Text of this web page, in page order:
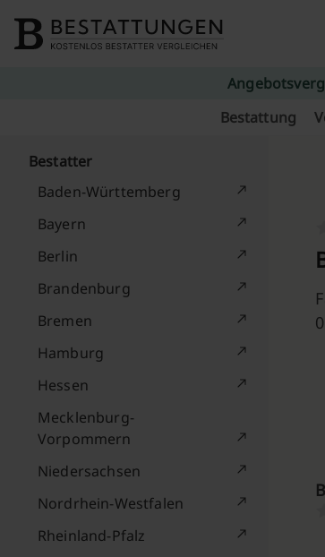
Bestattung
Bestatter
Baden-Württemberg
Bayern
Berlin
Brandenburg
Bremen
Hamburg
Hessen
Mecklenburg-
Vorpommern
Niedersachsen
Nordrhein-Westfalen
Rheinland-Pfalz